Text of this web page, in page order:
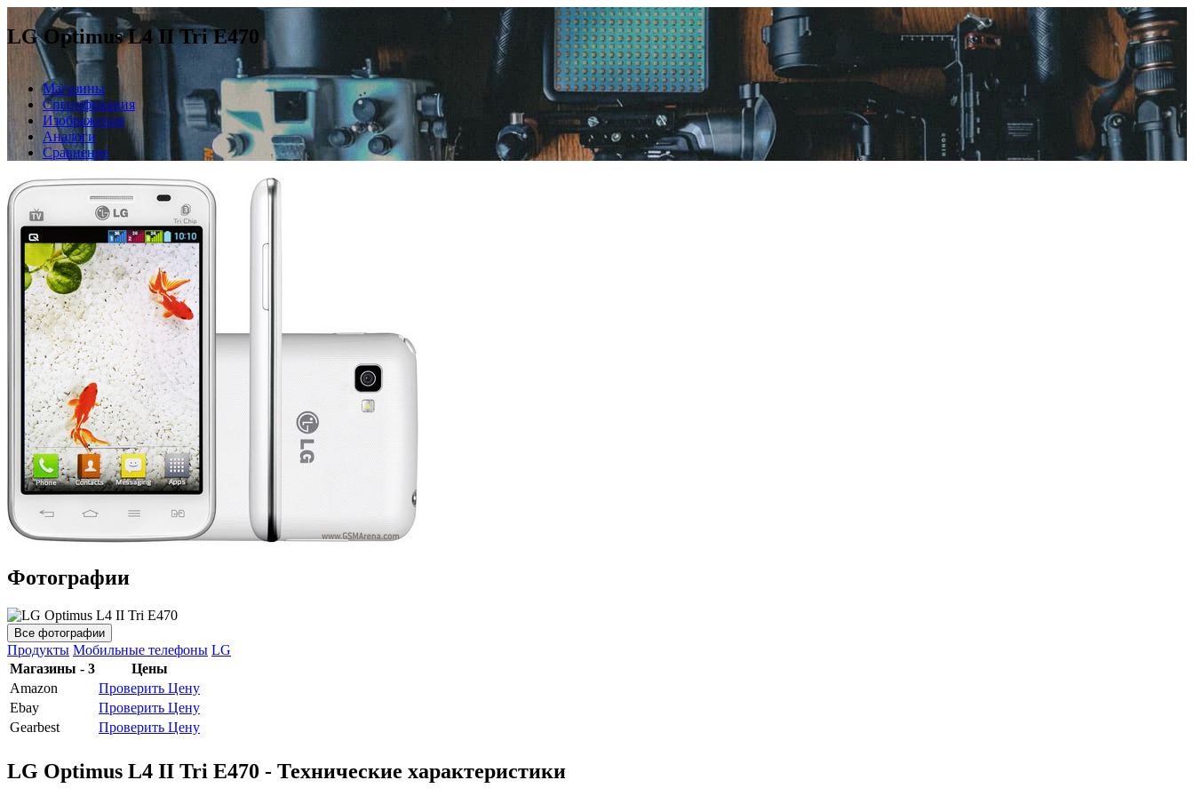
LG Optimus L4 II Tri E470
Магазины
Спецификация
Изображения
Аналоги
Сравнение
Фотографии
Все фотографии
Продукты Мобильные телефоны LG
Магазины - 3
Цены
Amazon
Проверить Цену
Ebay
Проверить Цену
Gearbest
Проверить Цену
LG Optimus L4 II Tri E470 - Технические характеристики